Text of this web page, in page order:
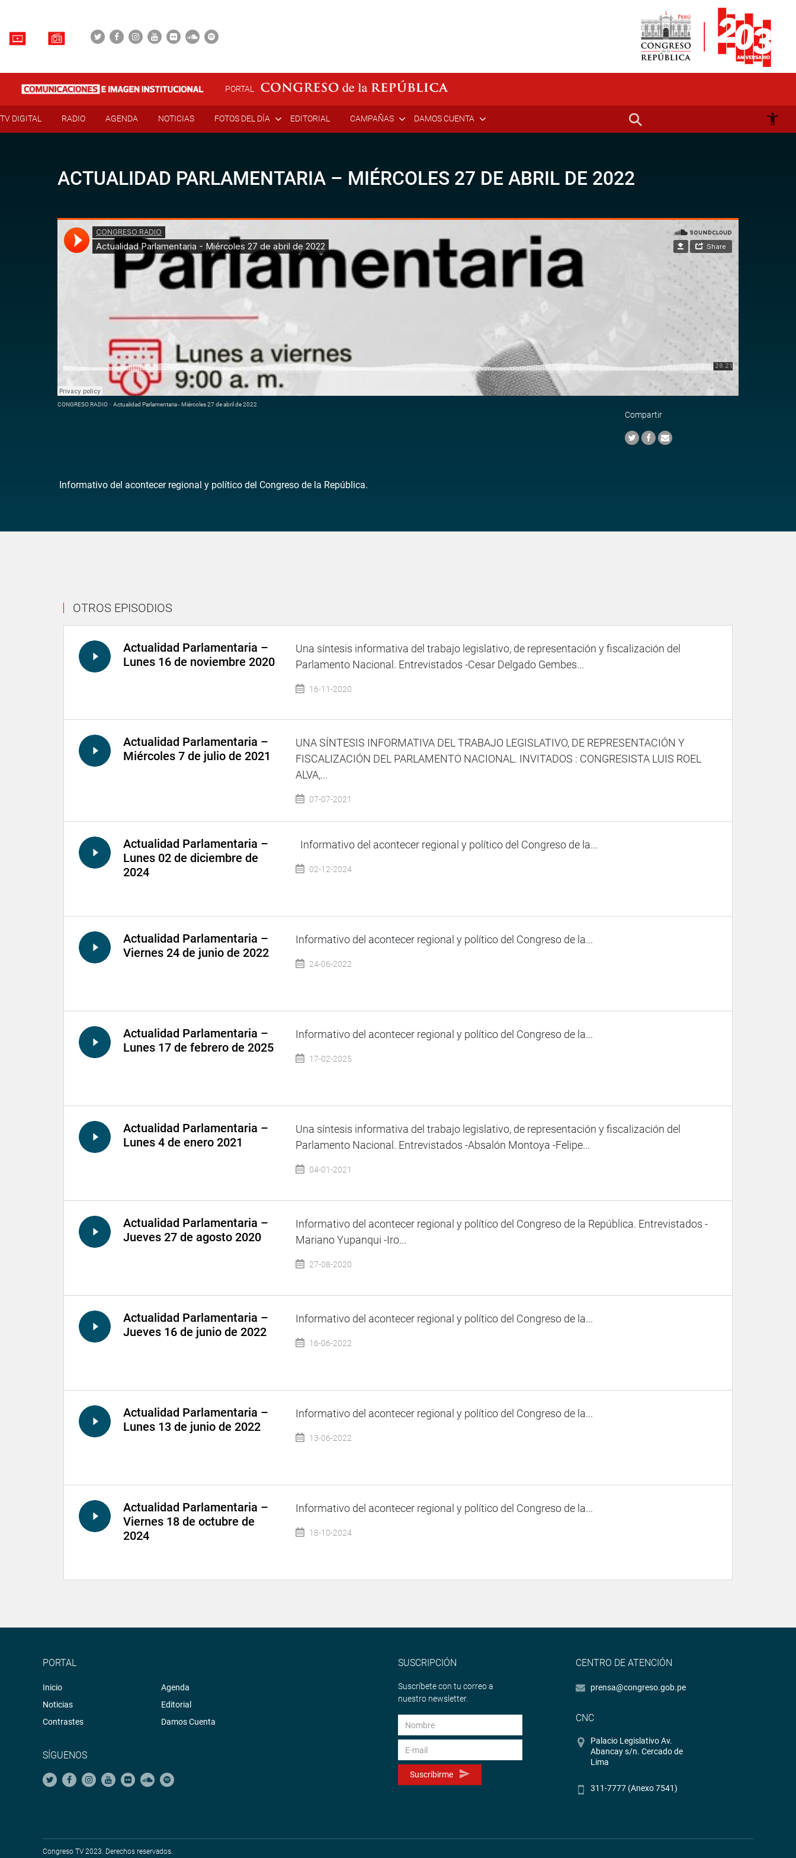
PORTAL
TV DIGITAL RADIO AGENDA NOTICIAS FOTOS DEL DÍA EDITORIAL CAMPAÑAS DAMOS CUENTA
ACTUALIDAD PARLAMENTARIA – MIÉRCOLES 27 DE ABRIL DE 2022
CONGRESO RADIO · Actualidad Parlamentaria - Miércoles 27 de abril de 2022
Compartir
Informativo del acontecer regional y político del Congreso de la República.
OTROS EPISODIOS
Actualidad Parlamentaria –
Lunes 16 de noviembre 2020
Una síntesis informativa del trabajo legislativo, de representación y fiscalización del
Parlamento Nacional. Entrevistados -Cesar Delgado Gembes...
16-11-2020
Actualidad Parlamentaria –
Miércoles 7 de julio de 2021
UNA SÍNTESIS INFORMATIVA DEL TRABAJO LEGISLATIVO, DE REPRESENTACIÓN Y
FISCALIZACIÓN DEL PARLAMENTO NACIONAL. INVITADOS : CONGRESISTA LUIS ROEL
ALVA,...
07-07-2021
Actualidad Parlamentaria –
Lunes 02 de diciembre de
2024
Informativo del acontecer regional y político del Congreso de la...
02-12-2024
Actualidad Parlamentaria –
Viernes 24 de junio de 2022
Informativo del acontecer regional y político del Congreso de la...
24-06-2022
Actualidad Parlamentaria –
Lunes 17 de febrero de 2025
Informativo del acontecer regional y político del Congreso de la...
17-02-2025
Actualidad Parlamentaria –
Lunes 4 de enero 2021
Una síntesis informativa del trabajo legislativo, de representación y fiscalización del
Parlamento Nacional. Entrevistados -Absalón Montoya -Felipe...
04-01-2021
Actualidad Parlamentaria –
Jueves 27 de agosto 2020
Informativo del acontecer regional y político del Congreso de la República. Entrevistados -
Mariano Yupanqui -Iro...
27-08-2020
Actualidad Parlamentaria –
Jueves 16 de junio de 2022
Informativo del acontecer regional y político del Congreso de la...
16-06-2022
Actualidad Parlamentaria –
Lunes 13 de junio de 2022
Informativo del acontecer regional y político del Congreso de la...
13-06-2022
Actualidad Parlamentaria –
Viernes 18 de octubre de
2024
Informativo del acontecer regional y político del Congreso de la...
18-10-2024
PORTAL
Inicio
Noticias
Contrastes
Agenda
Editorial
Damos Cuenta
SÍGUENOS
SUSCRIPCIÓN
Suscríbete con tu correo a
nuestro newsletter.
Suscribirme
CENTRO DE ATENCIÓN
prensa@congreso.gob.pe
CNC
Palacio Legislativo Av.
Abancay s/n. Cercado de
Lima
311-7777 (Anexo 7541)
Congreso TV 2023. Derechos reservados.